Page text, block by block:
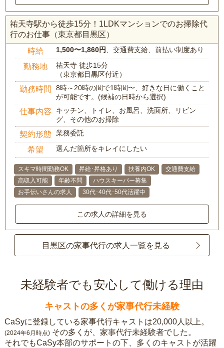
祐天寺駅から徒歩15分！1LDKマンションでのお掃除代
行のお仕事（東京都目黒区）
時給 1,500〜1,860円 、交通費支給、前払い制度あり
勤務地
祐天寺 徒歩15分
（東京都目黒区付近）
勤務時間
8時～20時の間で1時間〜、好きな日に働くこと
が可能です。(候補の日時から選択)
仕事内容
キッチン、トイレ、お風呂、洗面所、リビン
グ、その他のお掃除
契約形態 業務委託
希望 選んだ箇所をキレイにしたい
スキマ時間勤務OK 昇給･昇格あり 扶養内OK
交通費支給
高収入可能
年齢不問
ハウスキーパー募集
お手伝いさんの求人
30代･40代･50代活躍中
この求人の詳細を見る
目黒区の家事代行の求人一覧を見る
未経験者でも安心して働ける理由
キャストの多くが家事代行未経験
CaSyに登録している家事代行キャストは20,000人以上。
(2024年6月時点) その多くが、家事代行未経験者でした。
それでもCaSy本部のサポートの下、多くのキャストが活躍